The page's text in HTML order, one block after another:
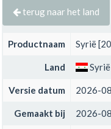
terug naar het land
Productnaam Syrië
Land Syrië
Versie datum 2026-
Gemaakt bij 2026-